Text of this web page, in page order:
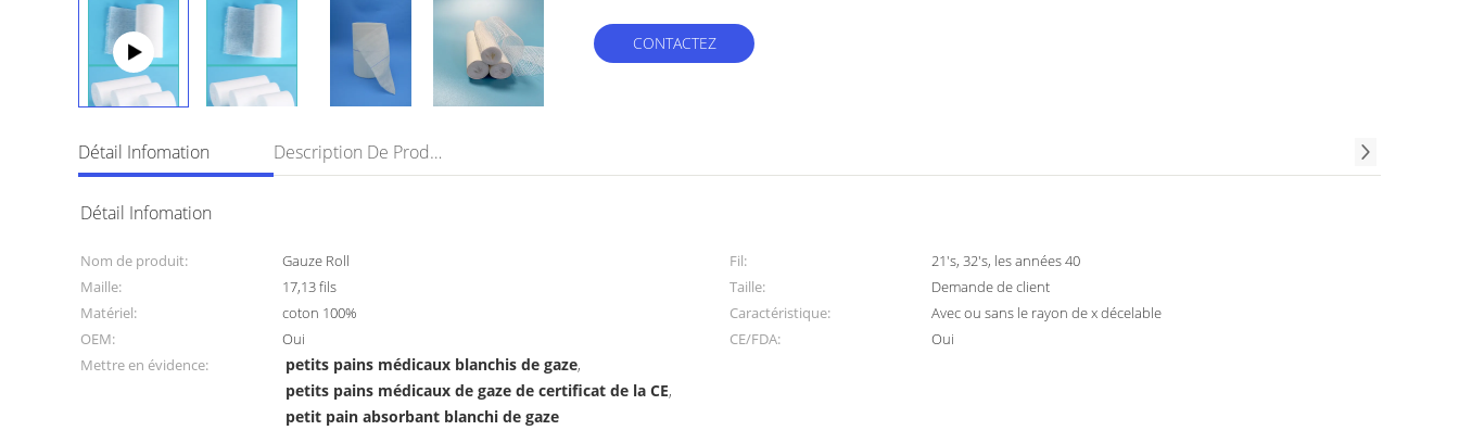
CONTACTEZ
Détail Infomation Description De Produit
Détail Infomation
Nom de produit: Gauze Roll Fil:
21's, 32's, les années 40
Maille:
17,13 fils Taille:
Demande de client
Matériel:
coton 100% Caractéristique:
Avec ou sans le rayon de x décelable
OEM:
Oui CE/FDA:
Oui
Mettre en évidence:
petits pains médicaux blanchis de gaze,
petits pains médicaux de gaze de certificat de la CE,
petit pain absorbant blanchi de gaze